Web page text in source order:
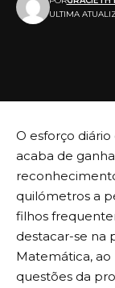
ULTIMA
O esforço
acaba de
quilómetros a
filhos
destacar-se na
Matemática,
questões da